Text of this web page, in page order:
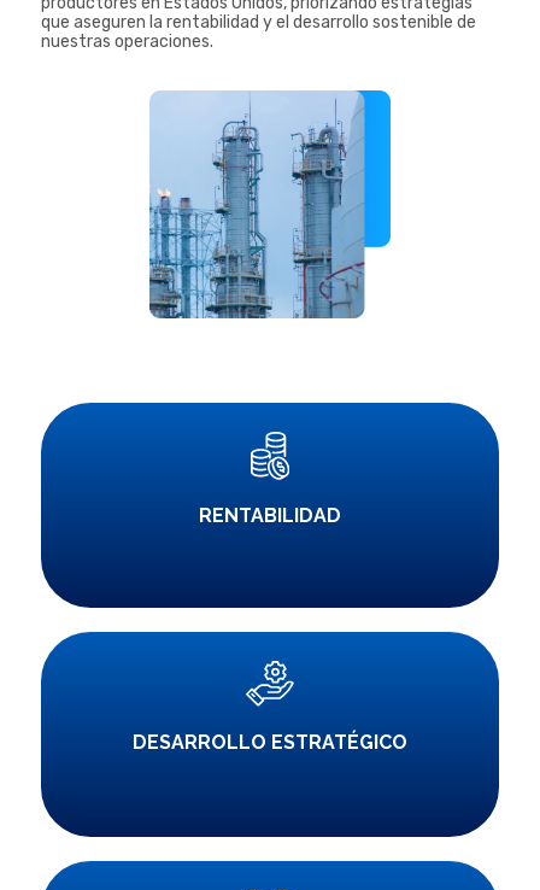
que aseguren la rentabilidad y el desarrollo sostenible de
nuestras operaciones.
RENTABILIDAD
DESARROLLO ESTRATÉGICO